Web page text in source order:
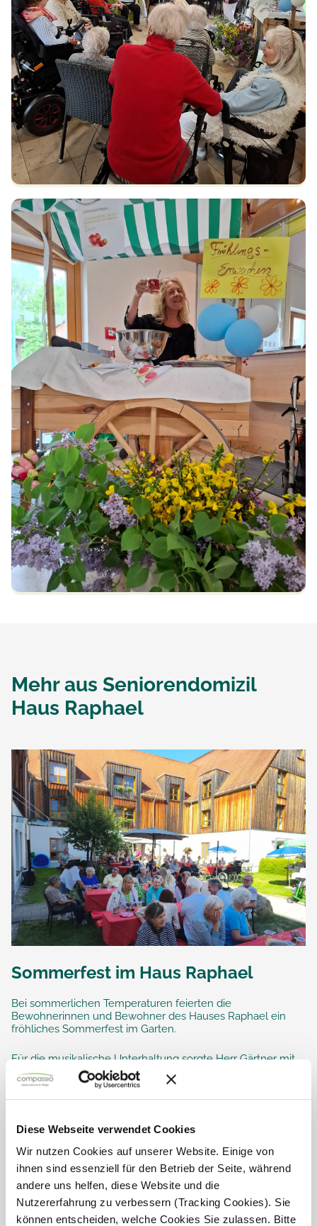
Diese Webseite verwendet Cookies
Wir nutzen Cookies auf unserer Website. Einige von
ihnen sind essenziell für den Betrieb der Seite, während
andere uns helfen, diese Website und die
Nutzererfahrung zu verbessern (Tracking Cookies). Sie
können entscheiden, welche Cookies Sie zulassen. Bitte
Mehr aus Seniorendomizil
Haus Raphael
Sommerfest im Haus Raphael
Bei sommerlichen Temperaturen feierten die
Bewohnerinnen und Bewohner des Hauses Raphael ein
fröhliches Sommerfest im Garten.
Für die musikalische Unterhaltung sorgte Herr Gärtner mit
bekannten...